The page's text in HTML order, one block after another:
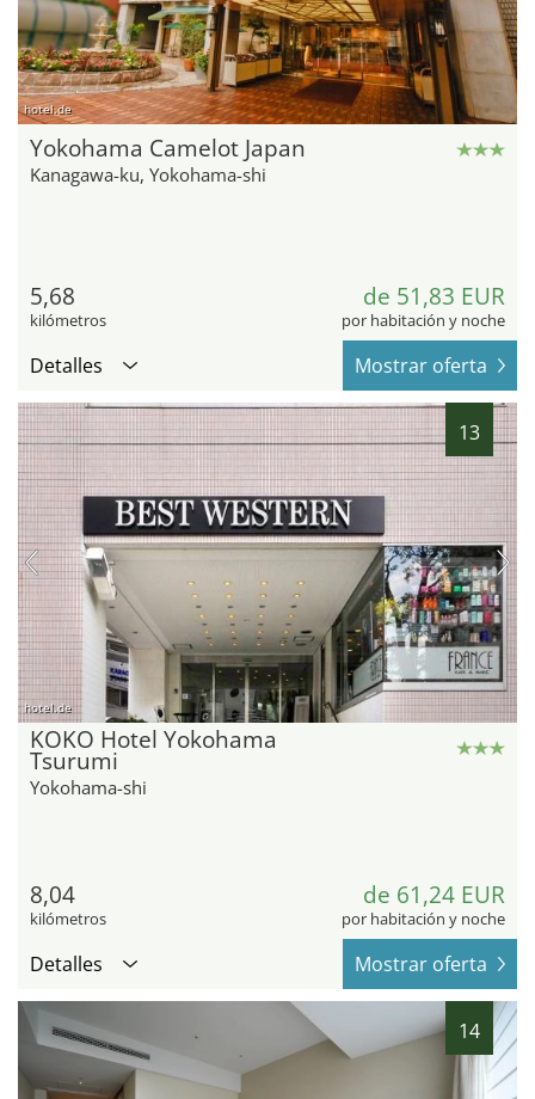
hotel.de
Yokohama Camelot Japan
Kanagawa-ku, Yokohama-shi
5,68
kilómetros
de 51,83 EUR
por habitación y noche
Detalles Mostrar oferta
13
hotel.de
KOKO Hotel Yokohama
Tsurumi
Yokohama-shi
8,04
kilómetros
de 61,24 EUR
por habitación y noche
Detalles Mostrar oferta
14